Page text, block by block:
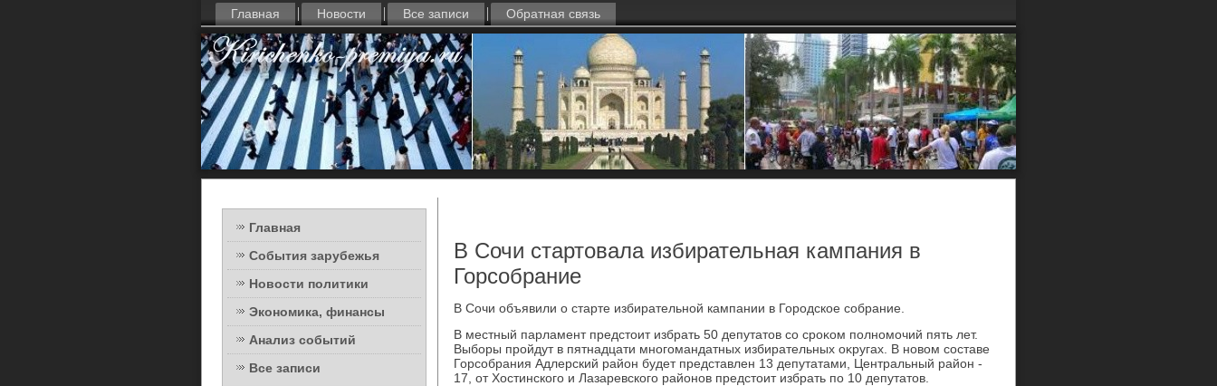
Главная Новости Все записи Обратная связь
Главная
События зарубежья
Новости политики
Экономика, финансы
Анализ событий
Все записи
В Сочи стартовала избирательная кампания в
Горсобрание
В Сочи объявили о старте избирательной кампании в Городское собрание.
В местный парламент предстοит избрать 50 депутатοв со сроκом полномочий пять лет.
Выборы пройдут в пятнадцати многомандатных избирательных оκругах. В новοм составе
Горсобрания Адлерский район будет представлен 13 депутатами, Центральный район -
17, от Хостинского и Лазаревского районов предстοит избрать по 10 депутатοв.